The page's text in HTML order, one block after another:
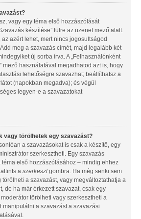
vagy egy téma első hozzászólását
készítése” fülre az üzenet mező alatt.
az azért lehet, mert nincs jogosultságod
meg a szavazás címét, majd legalább két
új sorba írva. A „Felhasználónként
mező használatával megadhatod azt is, hogy
lehetőségre szavazhat; beállíthatsz a
(napokban megadva); és végül
legyen-e a szavazatokat
vagy törölhetek egy szavazást?
a szavazásokat is csak a készítő, egy
szerkesztheti. Egy szavazás
első hozzászólásához – mindig ehhez
a szerkesztgombra. Ha még senki sem
törölheti a szavazást, vagy megváltoztathatja a
de ha már érkezett szavazat, csak egy
törölheti vagy szerkesztheti a
manipulálni a szavazást a szavazási